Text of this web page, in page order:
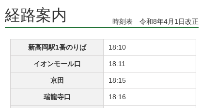
経路案内 時刻表 令和8年4月1日改正
新高岡駅1番のりば 18:10
イオンモール口 18:11
京田 18:15
瑞龍寺口 18:16